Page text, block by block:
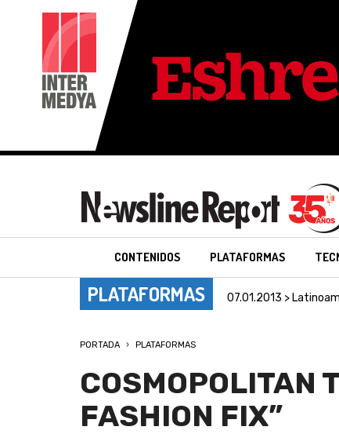
CONTENIDOS PLATAFORMAS
PLATAFORMAS 07.01.2013 >
PORTADA PLATAFORMAS
COSMOPOLITAN
FASHION FIX”